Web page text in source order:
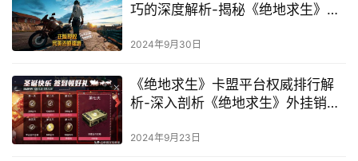
巧的深度解析-揭秘《绝地求生》战
2024年9月30日
《绝地求生》卡盟平台权威排行解
析-深入剖析《绝地求生》外挂销售
2024年9月23日